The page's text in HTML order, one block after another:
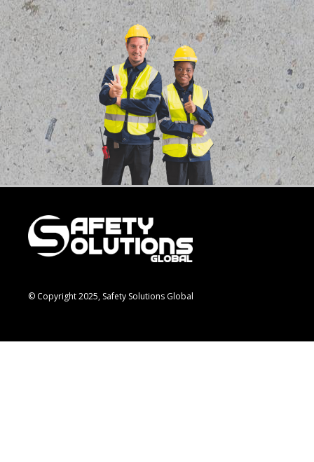
© Copyright 2025, Safety Solutions Global